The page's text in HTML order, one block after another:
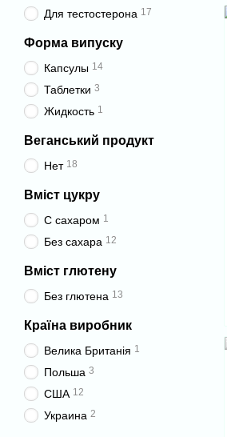
Для тестостерона 17
Форма випуску
Капсулы 14
Таблетки 3
Жидкость 1
Веганський продукт
Нет 18
Вміст цукру
С сахаром 1
Без сахара 12
Вміст глютену
Без глютена 13
Країна виробник
Велика Британія 1
Польша 3
США 12
Украина 2